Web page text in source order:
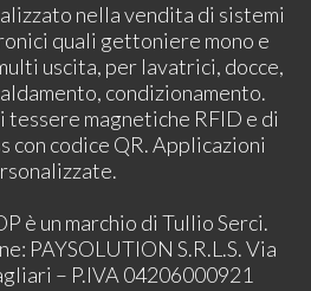
nella vendita di sistemi
quali gettoniere mono e
uscita, per lavatrici, docce,
condizionamento.
magnetiche RFID e di
con codice QR. Applicazioni
è un marchio di Tullio Serci.
PAYSOLUTION S.R.L.S. Via
– P.IVA 04206000921